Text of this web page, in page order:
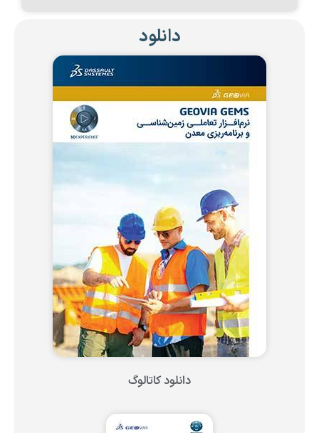
دانلود
دانلود کاتالوگ